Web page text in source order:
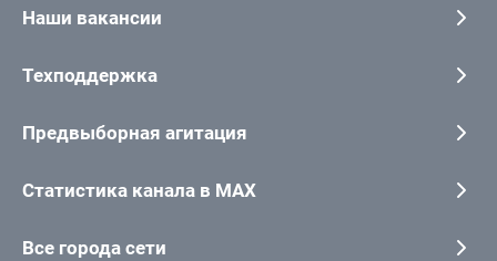
Наши вакансии
Техподдержка
Предвыборная агитация
Статистика канала в MAX
Все города сети